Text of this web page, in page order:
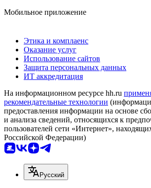
Мобильное приложение
Этика и комплаенс
Оказание услуг
Использование сайтов
Защита персональных данных
ИТ аккредитация
На информационном ресурсе hh.ru
рекомендательные технологии
предоставления информации на основе
и анализа сведений, относящихся к
пользователей сети «Интернет»,
Российской Федерации)
Русский